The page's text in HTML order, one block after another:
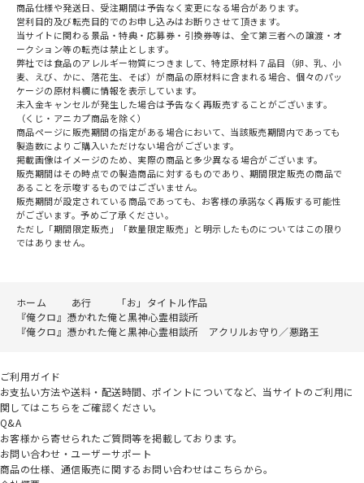
商品仕様や発送日、受注期間は予告なく変更になる場合があります。
営利目的及び転売目的でのお申し込みはお断りさせて頂きます。
当サイトに関わる景品・特典・応募券・引換券等は、全て第三者への譲渡・オ
ークション等の転売は禁止とします。
弊社では食品のアレルギー物質につきまして、特定原材料７品目（卵、乳、小
麦、えび、かに、落花生、そば）が商品の原材料に含まれる場合、個々のパッ
ケージの原材料欄に情報を表示しています。
未入金キャンセルが発生した場合は予告なく再販売することがございます。
（くじ・アニカプ商品を除く）
商品ページに販売期間の指定がある場合において、当該販売期間内であっても
製造数によりご購入いただけない場合がございます。
掲載画像はイメージのため、実際の商品と多少異なる場合がございます。
販売期間はその時点での製造商品に対するものであり、期間限定販売の商品で
あることを示唆するものではございません。
販売期間が設定されている商品であっても、お客様の承諾なく再販する可能性
がございます。予めご了承ください。
ただし「期間限定販売」「数量限定販売」と明示したものについてはこの限り
ではありません。
ホーム あ行
「お」タイトル作品
『俺クロ』憑かれた俺と黒神心霊相談所
『俺クロ』憑かれた俺と黒神心霊相談所 アクリルお守り／悪路王
ご利用ガイド
お支払い方法や送料・配送時間、ポイントについてなど、当サイトのご利用に
関してはこちらをご確認ください。
Q&A
お客様から寄せられたご質問等を掲載しております。
お問い合わせ・ユーザーサポート
商品の仕様、通信販売に関するお問い合わせはこちらから。